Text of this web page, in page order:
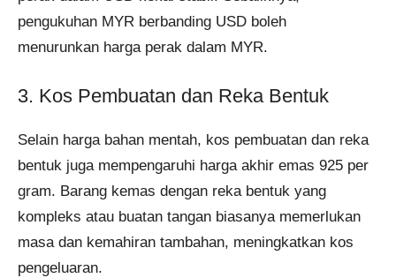
pengukuhan MYR berbanding USD boleh
menurunkan harga perak dalam MYR.
3. Kos Pembuatan dan Reka Bentuk
Selain harga bahan mentah, kos pembuatan dan reka
bentuk juga mempengaruhi harga akhir emas 925 per
gram. Barang kemas dengan reka bentuk yang
kompleks atau buatan tangan biasanya memerlukan
masa dan kemahiran tambahan, meningkatkan kos
pengeluaran.